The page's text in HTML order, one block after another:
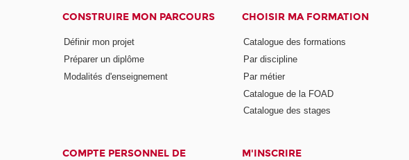
CONSTRUIRE MON PARCOURS
Définir mon projet
Préparer un diplôme
Modalités d'enseignement
CHOISIR MA FORMATION
Catalogue des formations
Par discipline
Par métier
Catalogue de la FOAD
Catalogue des stages
COMPTE PERSONNEL DE M'INSCRIRE